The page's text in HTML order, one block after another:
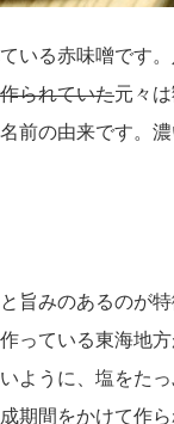
いる赤味噌です
られていた元々
前の由来です。
旨みのあるのが
っている東海地
ように、塩をた
期間をかけて作